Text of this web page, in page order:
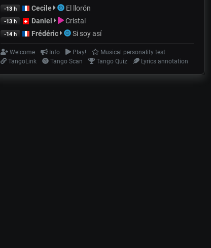
-13 h Cecile El llorón
-13 h Daniel Cristal
-14 h Frédéric Si soy así
Welcome Info Play!
Musical personality test
TangoLink
Tango Scan Tango Quiz Lyrics annotation